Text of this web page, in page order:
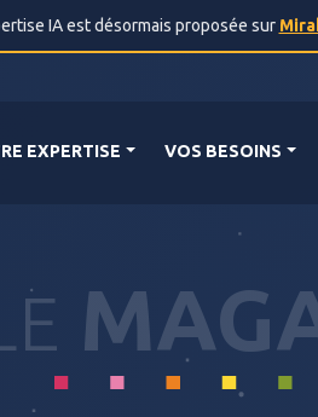
IA est désormais proposée sur
EXPERTISE VOS BESOINS